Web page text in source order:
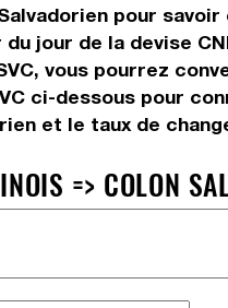
pour
jour de la devise
vous pourrez
ci-dessous pour
et le taux de
=> COLON